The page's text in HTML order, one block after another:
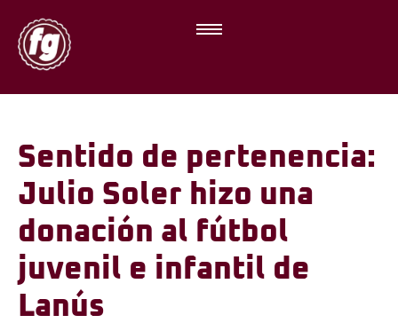
Sentido de pertenencia:
Julio Soler hizo una
donación al fútbol
juvenil e infantil de
Lanús